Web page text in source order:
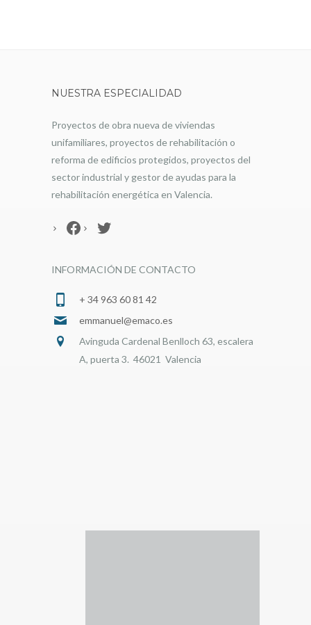
NUESTRA ESPECIALIDAD
Proyectos de obra nueva de viviendas
unifamiliares, proyectos de rehabilitación o
reforma de edificios protegidos, proyectos del
sector industrial y gestor de ayudas para la
rehabilitación energética en Valencia.
Facebook
Twitter
INFORMACIÓN DE CONTACTO
+ 34 963 60 81 42
emmanuel@emaco.es
Avinguda Cardenal Benlloch 63, escalera
A, puerta 3. 46021 Valencia